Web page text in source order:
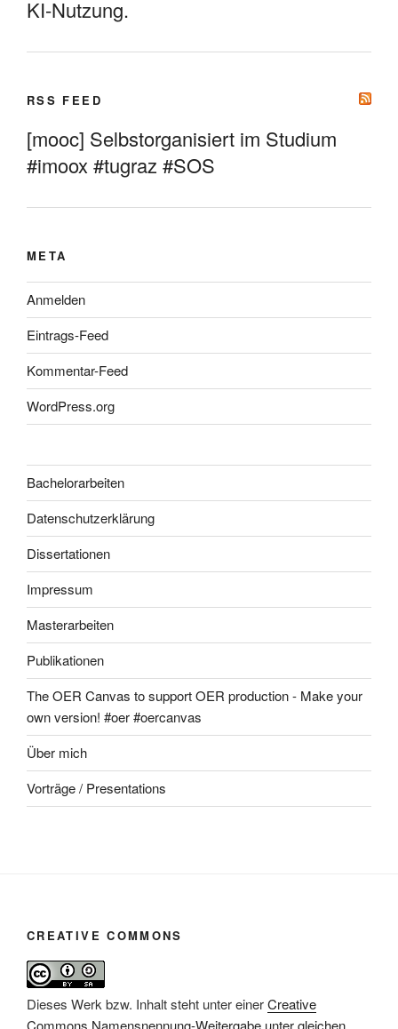
KI-Nutzung.
RSS FEED
[mooc] Selbstorganisiert im Studium
#imoox #tugraz #SOS
META
Anmelden
Eintrags-Feed
Kommentar-Feed
WordPress.org
Bachelorarbeiten
Datenschutzerklärung
Dissertationen
Impressum
Masterarbeiten
Publikationen
The OER Canvas to support OER production - Make your
own version! #oer #oercanvas
Über mich
Vorträge / Presentations
CREATIVE COMMONS
Dieses Werk bzw. Inhalt steht unter einerCreative
Commons Namensnennung-Weitergabe unter gleichen